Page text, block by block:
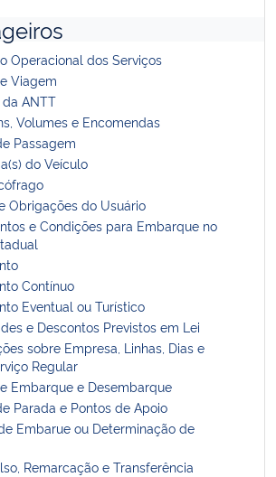
Operacional dos Serviços
Viagem
ANTT
Volumes e Encomendas
Passagem
do Veículo
Obrigações do Usuário
e Condições para Embarque no
Contínuo
Eventual ou Turístico
e Descontos Previstos em Lei
sobre Empresa, Linhas, Dias e
Regular
Embarque e Desembarque
Parada e Pontos de Apoio
Embarue ou Determinação de
Remarcação e Transferência